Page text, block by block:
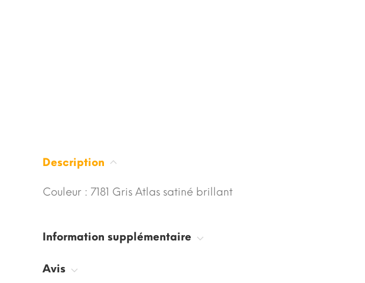
Description
Couleur : 7181 Gris Atlas satiné brillant
Information supplémentaire
Avis